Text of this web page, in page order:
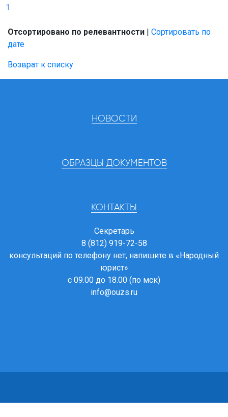
1
Отсортировано по релевантности | Сортировать по
дате
Возврат к списку
НОВОСТИ
ОБРАЗЦЫ ДОКУМЕНТОВ
КОНТАКТЫ
Секретарь
8 (812) 919-72-58
консультаций по телефону нет, напишите в «Народный
юрист»
с 09.00 до 18.00 (по мск)
info@ouzs.ru